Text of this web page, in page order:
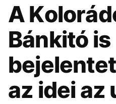
ZENE
KULTÚRA
FILM + SOROZAT
SPORT
FIDESZ
MADONNA
PARLAMENT
MTVA
A
Bánkitó is
az idei az